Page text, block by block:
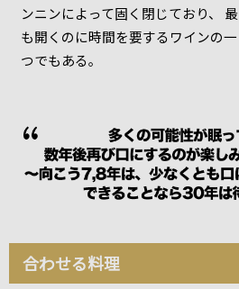
ンニンによって固く閉じており、 最
も開くのに時間を要するワインの一
つでもある。
合わせる料理